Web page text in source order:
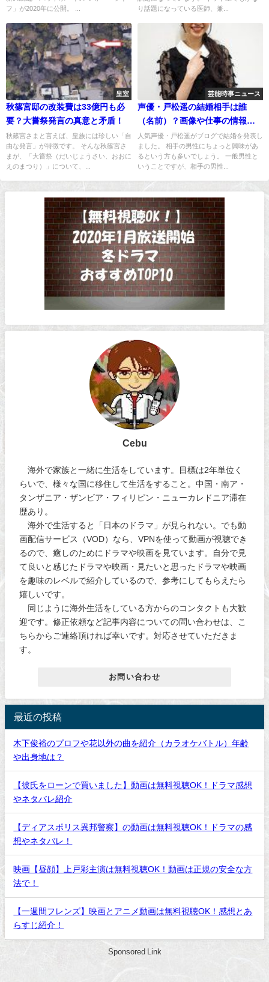
フ」が2020年に公開。 ...
り話題になっている医師、兼...
皇室
秋篠宮邸の改装費は33億円も必
要？大嘗祭発言の真意と矛盾！
秋篠宮さまと言えば、皇族には珍しい「自
由な発言」が特徴です。 そんな秋篠宮さ
まが、「大嘗祭（だいじょうさい、おおに
えのまつり）」について、...
芸能時事ニュース
声優・戸松遥の結婚相手は誰
（名前）？画像や仕事の情報
は？年収は？
人気声優・戸松遥がブログで結婚を発表し
ました。 相手の男性にちょっと興味があ
るという方も多いでしょう。 一般男性と
いうことですが、相手の男性...
Cebu
海外で家族と一緒に生活をしています。目標は2年単位く
らいで、様々な国に移住して生活をすること。中国・南ア・
タンザニア・ザンビア・フィリピン・ニューカレドニア滞在
歴あり。
海外で生活すると「日本のドラマ」が見られない。でも動
画配信サービス（VOD）なら、VPNを使って動画が視聴でき
るので、癒しのためにドラマや映画を見ています。自分で見
て良いと感じたドラマや映画・見たいと思ったドラマや映画
を趣味のレベルで紹介しているので、参考にしてもらえたら
嬉しいです。
同じように海外生活をしている方からのコンタクトも大歓
迎です。修正依頼など記事内容についての問い合わせは、こ
ちらからご連絡頂ければ幸いです。対応させていただきま
す。
お問い合わせ
最近の投稿
木下俊裕のプロフや花以外の曲を紹介（カラオケバトル）年齢
や出身地は？
【彼氏をローンで買いました】動画は無料視聴OK！ドラマ感想
やネタバレ紹介
【ディアスポリス異邦警察】の動画は無料視聴OK！ドラマの感
想やネタバレ！
映画【昼顔】上戸彩主演は無料視聴OK！動画は正規の安全な方
法で！
【一週間フレンズ】映画とアニメ動画は無料視聴OK！感想とあ
らすじ紹介！
Sponsored Link